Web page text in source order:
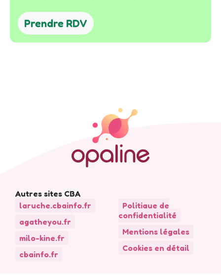
Prendre RDV
Autres sites CBA
laruche.cbainfo.fr
agatheyou.fr
milo-kine.fr
cbainfo.fr
Politique de
confidentialité
Mentions légales
Cookies en détail